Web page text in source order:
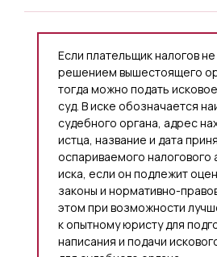
Если плательщик налогов
решением вышестоящего
тогда можно подать
суд. В иске обозначается
судебного органа, адрес
истца, название и дата
оспариваемого налогового
иска, если он подлежит
законы и нормативно-
этом при возможности
к опытному юристу для
написания и подачи